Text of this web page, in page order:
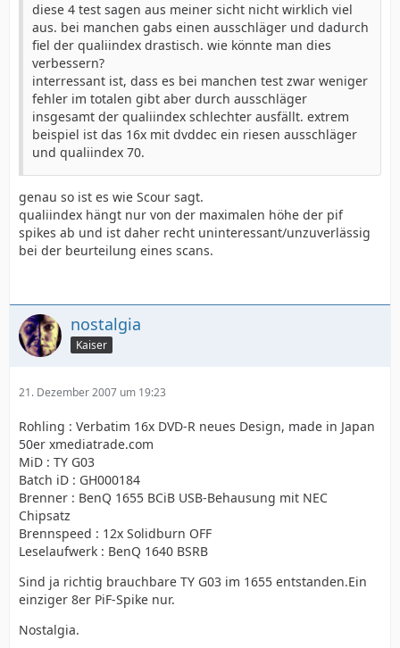
diese 4 test sagen aus meiner sicht nicht wirklich viel
aus. bei manchen gabs einen ausschläger und dadurch
fiel der qualiindex drastisch. wie könnte man dies
verbessern?
interressant ist, dass es bei manchen test zwar weniger
fehler im totalen gibt aber durch ausschläger
insgesamt der qualiindex schlechter ausfällt. extrem
beispiel ist das 16x mit dvddec ein riesen ausschläger
und qualiindex 70.
genau so ist es wie Scour sagt.
qualiindex hängt nur von der maximalen höhe der pif
spikes ab und ist daher recht uninteressant/unzuverlässig
bei der beurteilung eines scans.
nostalgia
Kaiser
21. Dezember 2007 um 19:23
Rohling : Verbatim 16x DVD-R neues Design, made in Japan
50er xmediatrade.com
MiD : TY G03
Batch iD : GH000184
Brenner : BenQ 1655 BCiB USB-Behausung mit NEC
Chipsatz
Brennspeed : 12x Solidburn OFF
Leselaufwerk : BenQ 1640 BSRB
Sind ja richtig brauchbare TY G03 im 1655 entstanden.Ein
einziger 8er PiF-Spike nur.
Nostalgia.